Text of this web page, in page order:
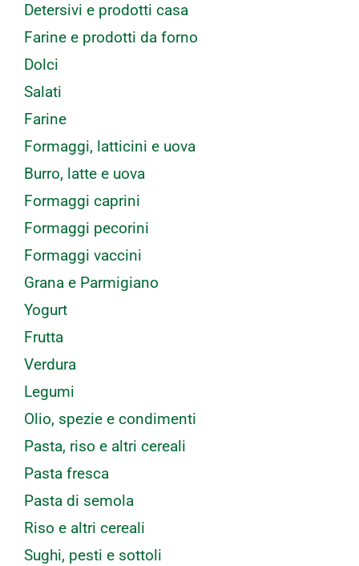
Detersivi e prodotti casa
Farine e prodotti da forno
Dolci
Salati
Farine
Formaggi, latticini e uova
Burro, latte e uova
Formaggi caprini
Formaggi pecorini
Formaggi vaccini
Grana e Parmigiano
Yogurt
Frutta
Verdura
Legumi
Olio, spezie e condimenti
Pasta, riso e altri cereali
Pasta fresca
Pasta di semola
Riso e altri cereali
Sughi, pesti e sottoli